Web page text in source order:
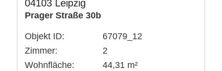
04103 Leipzig
Prager Straße 30b
Objekt ID:
67079_12
Zimmer:
2
Wohnfläche:
44,31 m²